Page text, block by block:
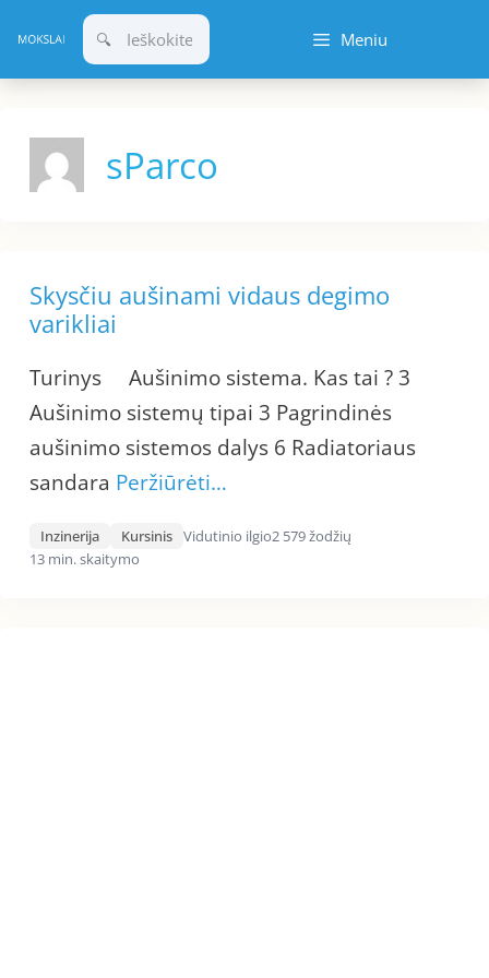
prie
turinio
Meniu
sParco
Skysčiu aušinami vidaus degimo
varikliai
Turinys Aušinimo sistema. Kas tai ? 3
Aušinimo sistemų tipai 3 Pagrindinės
aušinimo sistemos dalys 6 Radiatoriaus
sandara Peržiūrėti…
Inzinerija Kursinis Vidutinio ilgio2 579 žodžių
13 min. skaitymo